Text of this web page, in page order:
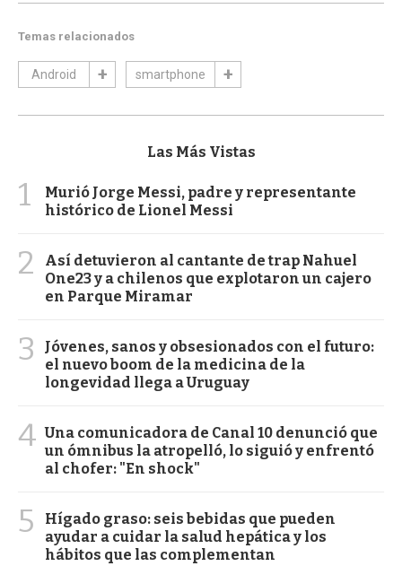
Temas relacionados
Android smartphone
Las Más Vistas
1
Murió Jorge Messi, padre y representante
histórico de Lionel Messi
2
Así detuvieron al cantante de trap Nahuel
One23 y a chilenos que explotaron un cajero
en Parque Miramar
3
Jóvenes, sanos y obsesionados con el futuro:
el nuevo boom de la medicina de la
longevidad llega a Uruguay
4 Una comunicadora de Canal 10 denunció que
un ómnibus la atropelló, lo siguió y enfrentó
al chofer: "En shock"
5
Hígado graso: seis bebidas que pueden
ayudar a cuidar la salud hepática y los
hábitos que las complementan